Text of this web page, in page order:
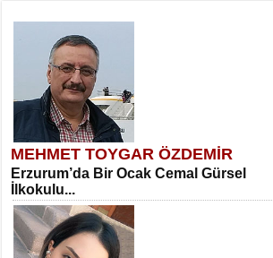
MEHMET TOYGAR ÖZDEMİR
Erzurum’da Bir Ocak Cemal Gürsel
İlkokulu...